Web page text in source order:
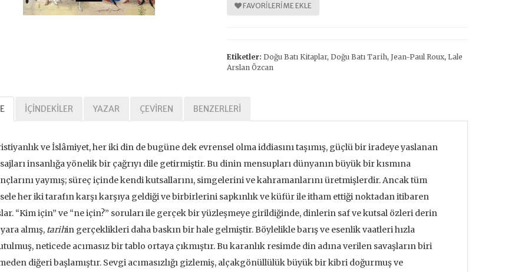
FAVORILERIME EKLE
Etiketler: Doğu Batı Kitaplar,Doğu Batı Tarih,Jean-Paul Roux,Lale
Arslan Özcan
İÇINDEKILER YAZAR ÇEVIREN BENZERLERI
ve İslâmiyet, her iki din de bugüne dek evrensel olma iddiasını taşımış, güçlü bir iradeye yaslanan
insanlığa yönelik bir çağrıyı dile getirmiştir. Bu dinin mensupları dünyanın büyük bir kısmına
yaymış; süreç içinde kendi kutsallarını, simgelerini ve kahramanlarını üretmişlerdir. Ancak tüm
her iki tarafın karşı karşıya geldiği ve birbirlerini sapkınlık ve küfür ile itham ettiği noktadan itibaren
“Kim için” ve “ne için?” soruları ile gerçek bir yüzleşmeye girildiğinde, dinlerin saf ve kutsal özleri derin
almış, tarihin gerçeklikleri daha baskın bir hale gelmiştir. Böylelikle barış ve esenlik vaatleri hızla
neticede acımasız bir tablo ortaya çıkmıştır. Bu karanlık resimde din adına verilen savaşların biri
diğeri başlamıştır. Sevgi acımasızlığı gizlemiş, alçakgönüllülük büyük bir kibri doğurmuş ve